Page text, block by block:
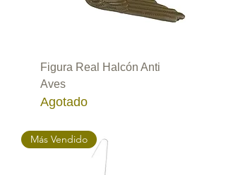
Figura Real Halcón Anti
Aves
Agotado
Más Vendido